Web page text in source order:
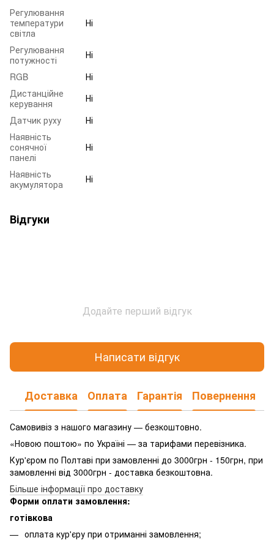
Регулювання
температури
світла
Ні
Регулювання
потужності
Ні
RGB
Ні
Дистанційне
керування
Ні
Датчик руху
Ні
Наявність
сонячної
панелі
Ні
Наявність
акумулятора
Ні
Відгуки
Додайте перший відгук
Написати відгук
Доставка Оплата Гарантія Повернення
Самовивіз з нашого магазину — безкоштовно.
«Новою поштою» по Україні — за тарифами перевізника.
Кур'єром по Полтаві при замовленні до 3000грн - 150грн, при
замовленні від 3000грн - доставка безкоштовна.
Більше інформації про доставку
Форми оплати замовлення:
готівкова
оплата кур'єру при отриманні замовлення;